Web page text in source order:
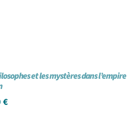
et les mystères dans l’empire
€